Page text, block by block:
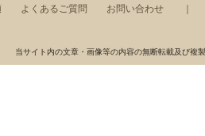
よくあるご質問 お問い合わせ
東京藝術大学，芸術集団，展示，コンサート，アート，音楽，美術
当サイト内の文章・画像等の内容の無断転載及び複